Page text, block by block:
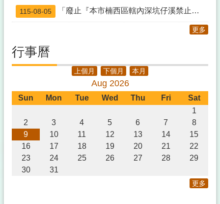
115-08-05 「廢止『本市楠西區轄內深坑仔溪禁止採捕水產動物』公告」
更多
行事曆
上個月 下個月 本月
Aug 2026
Sun Mon Tue Wed Thu Fri
Sat
1
2
3 4 5 6 7
8
9
10 11 12 13 14
15
16
17 18 19 20 21
22
23
24 25 26 27 28
29
30
31
更多